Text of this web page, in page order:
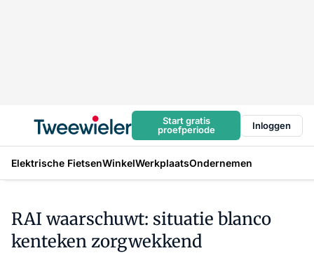
Start gratis
proefperiode
Inloggen
Elektrische FietsenWinkelWerkplaatsOndernemen
RAI waarschuwt: situatie blanco
kenteken zorgwekkend